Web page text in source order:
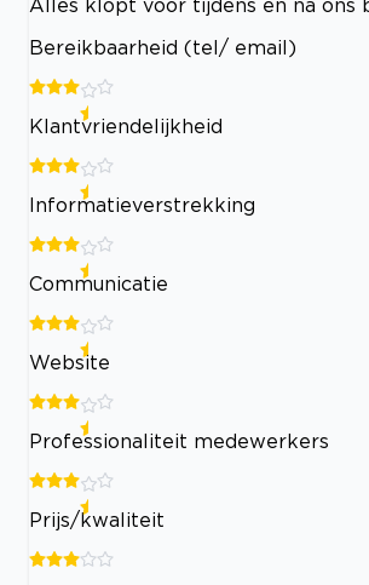
Bereikbaarheid (tel/ email)
Klantvriendelijkheid
Informatieverstrekking
Communicatie
Website
Professionaliteit medewerkers
Prijs/kwaliteit